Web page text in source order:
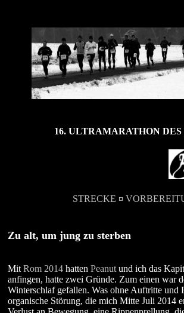
16. ULTRAMARATHON DES
STRECKE ¤
Zu alt, um jung zu sterben
Mit Rom 2014hatten Peanutund ich das
anfingen, hatte zwei Gründe. Zum einen war
Winterschlaf gefallen. Was ohne Auftritte und
organische Störung, die mich Mitte Juli 2014